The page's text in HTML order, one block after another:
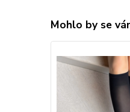
Mohlo by se